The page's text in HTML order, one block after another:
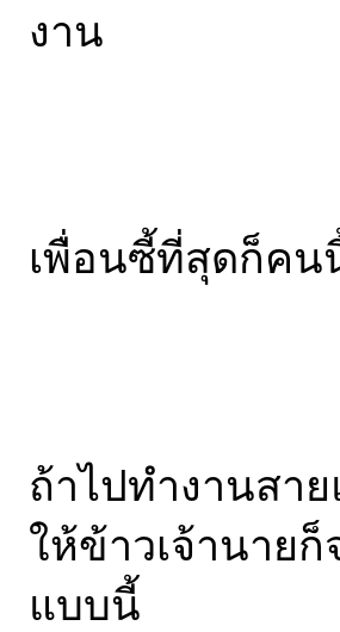
งาน
เพื่อนซี้ที่สุดก็คน
ถ้าไปทำงานสา
ให้ข้าวเจ้านายก็
แบบนี้